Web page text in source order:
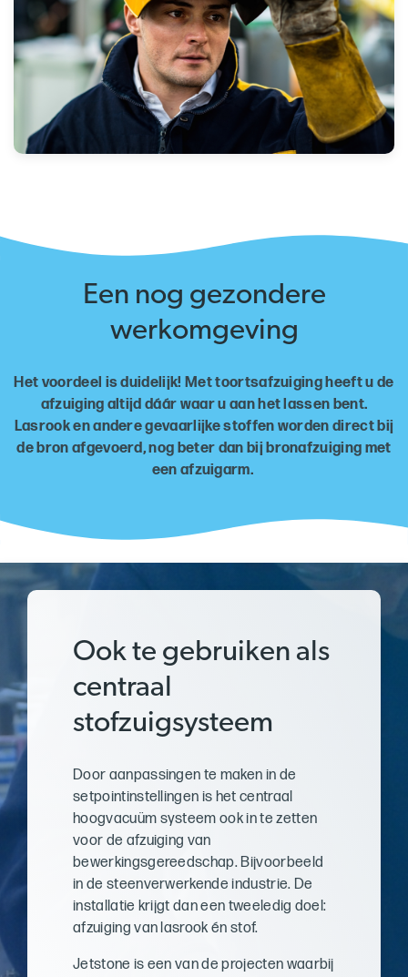
Een nog gezondere
werkomgeving
Het voordeel is duidelijk! Met toortsafzuiging heeft u de
afzuiging altijd dáár waar u aan het lassen bent.
Lasrook en andere gevaarlijke stoffen worden direct bij
de bron afgevoerd, nog beter dan bij bronafzuiging met
een afzuigarm.
Ook te gebruiken als
centraal
stofzuigsysteem
Door aanpassingen te maken in de
setpointinstellingen is het centraal
hoogvacuüm systeem ook in te zetten
voor de afzuiging van
bewerkingsgereedschap. Bijvoorbeeld
in de steenverwerkende industrie. De
installatie krijgt dan een tweeledig doel:
afzuiging van lasrook én stof.
Jetstone is een van de projecten waarbij